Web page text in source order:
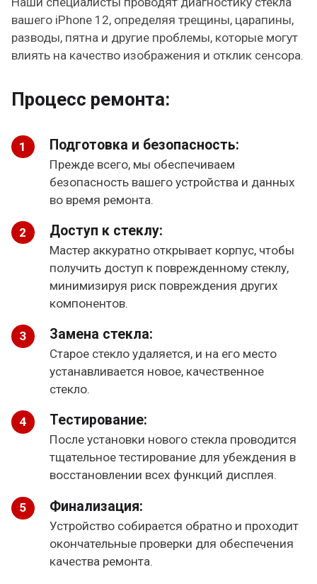
вашего iPhone 12, определяя трещины, царапины,
разводы, пятна и другие проблемы, которые могут
влиять на качество изображения и отклик сенсора.
Процесс ремонта:
Подготовка и безопасность:
Прежде всего, мы обеспечиваем
безопасность вашего устройства и данных
во время ремонта.
Доступ к стеклу:
Мастер аккуратно открывает корпус, чтобы
получить доступ к поврежденному стеклу,
минимизируя риск повреждения других
компонентов.
Замена стекла:
Старое стекло удаляется, и на его место
устанавливается новое, качественное
стекло.
Тестирование:
После установки нового стекла проводится
тщательное тестирование для убеждения в
восстановлении всех функций дисплея.
Финализация:
Устройство собирается обратно и проходит
окончательные проверки для обеспечения
качества ремонта.